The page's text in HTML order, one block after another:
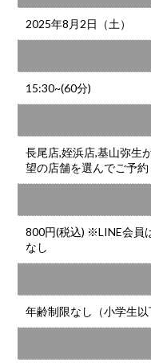
2025年8月2日（土）
15:30~(60分)
長尾店,姪浜店,基山弥生
望の店舗を選んでご予約
800円(税込) ※LINE会員
なし
年齢制限なし（小学生以